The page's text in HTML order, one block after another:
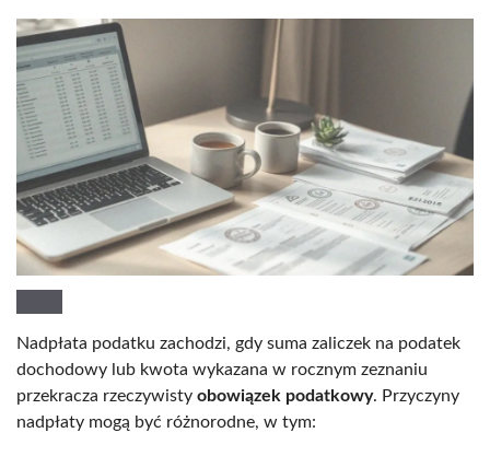
Nadpłata podatku zachodzi, gdy suma zaliczek na podatek
dochodowy lub kwota wykazana w rocznym zeznaniu
przekracza rzeczywisty obowiązek podatkowy. Przyczyny
nadpłaty mogą być różnorodne, w tym: